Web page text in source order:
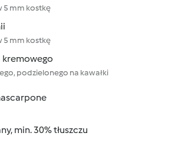
5 mm kostkę
5 mm kostkę
kremowego
podzielonego na kawałki
min. 30% tłuszczu